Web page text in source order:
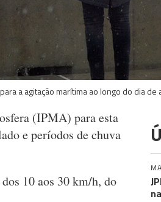
a agitação marítima ao longo do dia de
(IPMA) para esta
e períodos de chuva
10 aos 30 km/h, do